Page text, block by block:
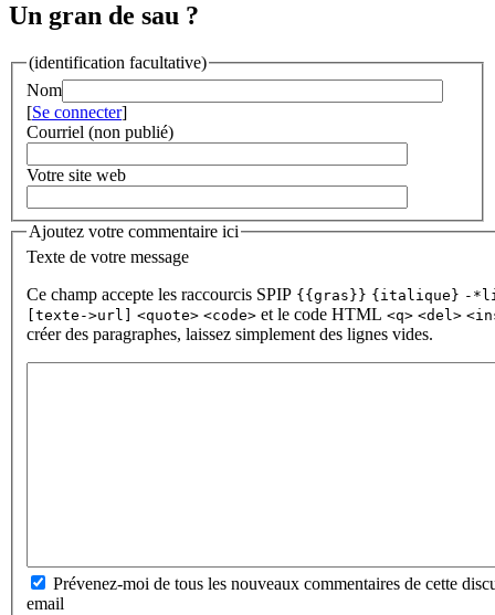
Un gran de sau ?
(identification facultative)
Nom
[Se connecter]
Courriel (non publié)
Votre site web
Ajoutez votre commentaire ici
Texte de votre message
Ce champ accepte les raccourcis SPIP {{gras}} {italique} -
[texte->url]
<quote> <code> et le code HTML <q> <del>
créer des paragraphes, laissez simplement des lignes vides.
Prévenez-moi de tous les nouveaux commentaires de cette
email